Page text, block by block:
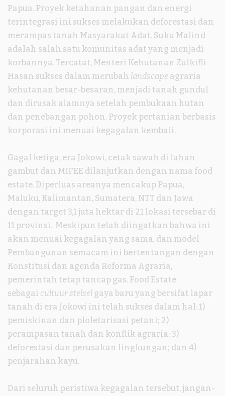
Papua. Proyek ketahanan pangan dan energi
terintegrasi ini sukses melakukan deforestasi dan
merampas tanah Masyarakat Adat. Suku Malind
adalah salah satu komunitas adat yang menjadi
korbannya. Tercatat, Menteri Kehutanan Zulkifli
Hasan sukses dalam merubah landscape agraria
kehutanan besar-besaran, menjadi tanah gundul
dan dirusak alamnya setelah pembukaan hutan
dan penebangan pohon. Proyek pertanian berbasis
korporasi ini menuai kegagalan kembali.
Gagal ketiga, era Jokowi, cetak sawah di lahan
gambut dan MIFEE dilanjutkan dengan nama food
estate. Diperluas areanya mencakup Papua,
Maluku, Kalimantan, Sumatera, NTT dan Jawa
dengan target 3,1 juta hektar di 21 lokasi tersebar di
11 provinsi. Meskipun telah diingatkan bahwa ini
akan menuai kegagalan yang sama, dan model
Pembangunan semacam ini bertentangan dengan
Konstitusi dan agenda Reforma Agraria,
pemerintah tetap tancap gas. Food Estate
sebagai cultuur stelsel gaya baru yang bersifat lapar
tanah di era Jokowi ini telah sukses dalam hal: 1)
pemiskinan dan ploletarisasi petani; 2)
perampasan tanah dan konflik agraria; 3)
deforestasi dan perusakan lingkungan; dan 4)
penjarahan kayu.
Dari seluruh peristiwa kegagalan tersebut, jangan-